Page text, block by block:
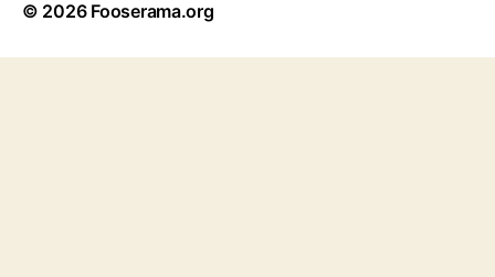
© 2026 Fooserama.org